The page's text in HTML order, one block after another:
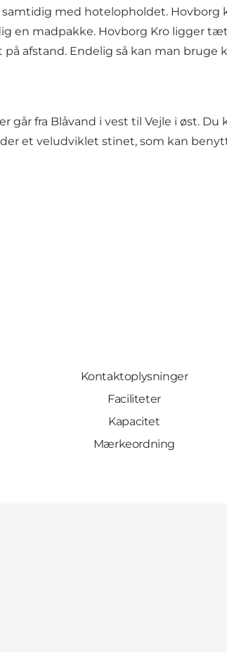
med hotelopholdet.
en madpakke. Hovborg Kro ligger
afstand. Endelig så kan man
går fra Blåvand i vest til Vejle i øst.
et veludviklet stinet, som kan
Kontaktoplysninger
Faciliteter
Kapacitet
Mærkeordning